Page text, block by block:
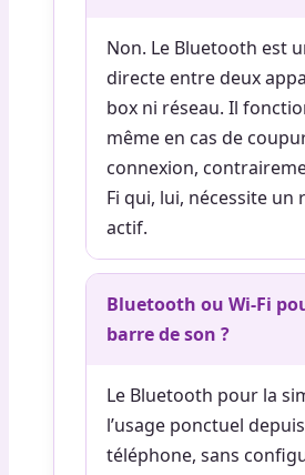
Non. Le Bluetooth est
directe entre deux
box ni réseau. Il
même en cas de
connexion,
Fi qui, lui, nécessite un
actif.
Bluetooth ou Wi-Fi
barre de son ?
Le Bluetooth pour la
l’usage ponctuel
téléphone, sans